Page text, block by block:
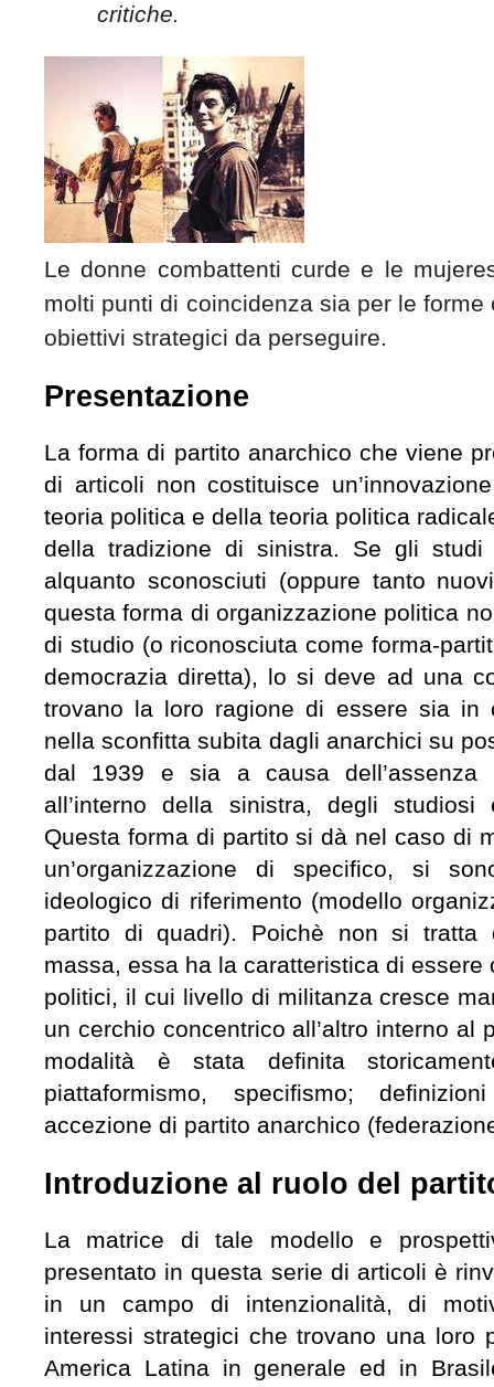
critiche.
Le donne combattenti curde e le
molti punti di coincidenza sia per le
obiettivi strategici da perseguire.
Presentazione
La forma di partito anarchico che viene
di articoli non costituisce
teoria politica e della teoria politica
della tradizione di sinistra. Se gli
alquanto sconosciuti (oppure tanto
questa forma di organizzazione politica
di studio (o riconosciuta come forma-
democrazia diretta), lo si deve ad una
trovano la loro ragione di essere sia in
nella sconfitta subita dagli anarchici su
dal 1939 e sia a causa dell’assenza
all’interno della sinistra, degli
Questa forma di partito si dà nel caso di
un’organizzazione di specifico, si
ideologico di riferimento (modello
partito di quadri). Poichè non si tratta
massa, essa ha la caratteristica di essere
politici, il cui livello di militanza cresce
un cerchio concentrico all’altro interno al
modalità è stata definita
piattaformismo, specifismo;
accezione di partito anarchico
Introduzione al ruolo del
La matrice di tale modello e
presentato in questa serie di articoli è
in un campo di intenzionalità, di
interessi strategici che trovano una loro
America Latina in generale ed in